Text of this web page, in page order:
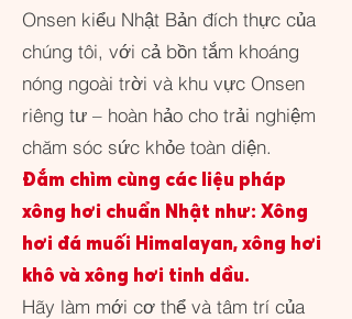
Onsen kiểu Nhật Bản đích thực của
chúng tôi, với cả bồn tắm khoáng
nóng ngoài trời và khu vực Onsen
riêng tư – hoàn hảo cho trải nghiệm
chăm sóc sức khỏe toàn diện.
Đắm chìm cùng các liệu pháp
xông hơi chuẩn Nhật như: Xông
hơi đá muối Himalayan, xông hơi
khô và xông hơi tinh dầu.
Hãy làm mới cơ thể và tâm trí của